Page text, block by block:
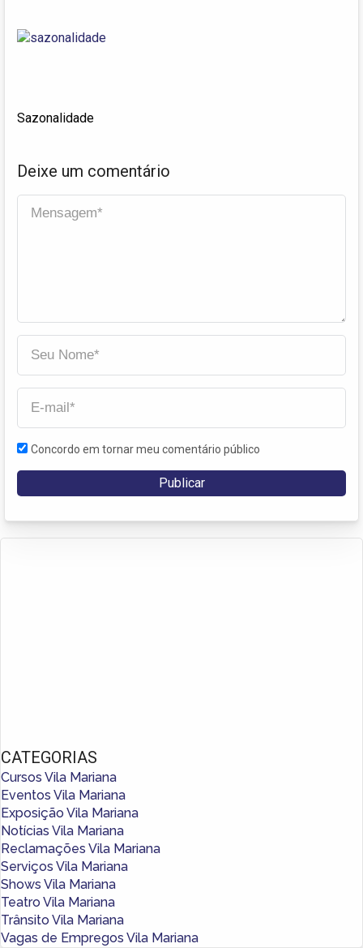
Sazonalidade
Deixe um comentário
Concordo em tornar meu comentário público
CATEGORIAS
Cursos Vila Mariana
Eventos Vila Mariana
Exposição Vila Mariana
Notícias Vila Mariana
Reclamações Vila Mariana
Serviços Vila Mariana
Shows Vila Mariana
Teatro Vila Mariana
Trânsito Vila Mariana
Vagas de Empregos Vila Mariana